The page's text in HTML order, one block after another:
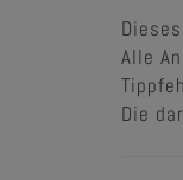
Alle
Die